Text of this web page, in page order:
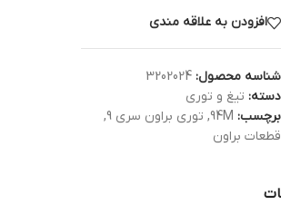
افزودن به علاقه مندی
شناسه محصول: 3202024
دسته: تیغ و توری
برچسب: 94M
, توری براون سری 9
,
قطعات براون